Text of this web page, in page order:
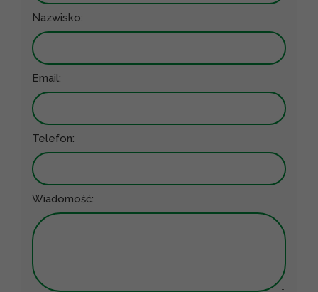
Nazwisko:
Email:
Telefon:
Wiadomość: